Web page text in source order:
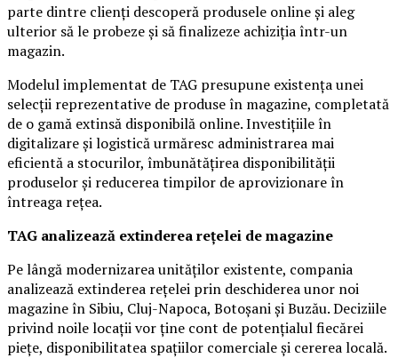
parte dintre clienți descoperă produsele online și aleg
ulterior să le probeze și să finalizeze achiziția într-un
magazin.
Modelul implementat de TAG presupune existența unei
selecții reprezentative de produse în magazine, completată
de o gamă extinsă disponibilă online. Investițiile în
digitalizare și logistică urmăresc administrarea mai
eficientă a stocurilor, îmbunătățirea disponibilității
produselor și reducerea timpilor de aprovizionare în
întreaga rețea.
TAG analizează extinderea rețelei de magazine
Pe lângă modernizarea unităților existente, compania
analizează extinderea rețelei prin deschiderea unor noi
magazine în Sibiu, Cluj-Napoca, Botoșani și Buzău. Deciziile
privind noile locații vor ține cont de potențialul fiecărei
piețe, disponibilitatea spațiilor comerciale și cererea locală.